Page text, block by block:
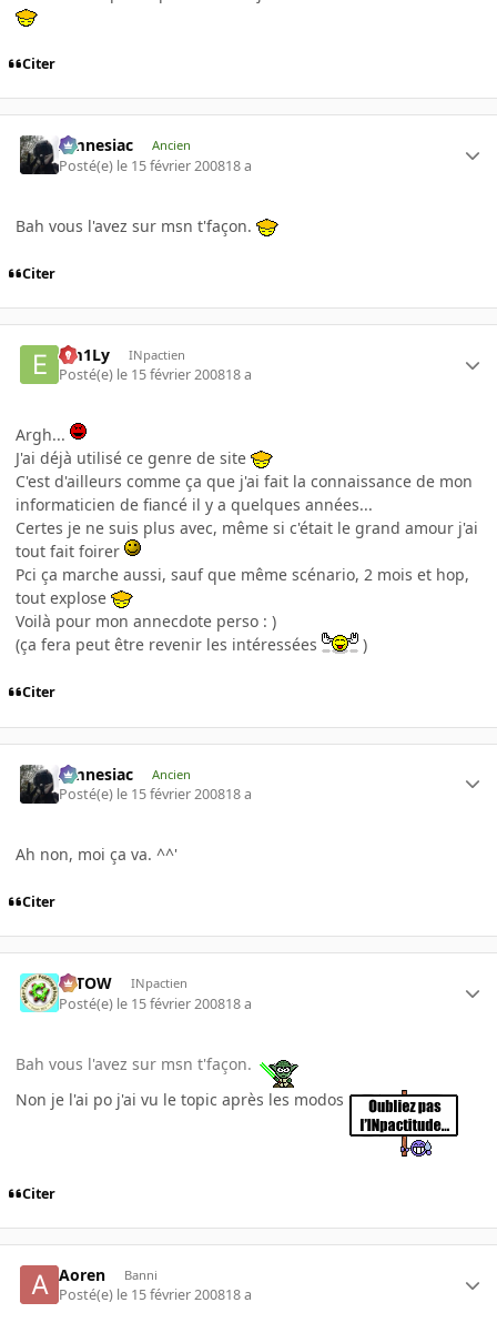
Citer
Amnesiac Ancien
Posté(e) le 15 février 200818 a
Bah vous l'avez sur msn t'façon.
Citer
Em1Ly INpactien
Posté(e) le 15 février 200818 a
Argh...
J'ai déjà utilisé ce genre de site
C'est d'ailleurs comme ça que j'ai fait la connaissance de mon
informaticien de fiancé il y a quelques années...
Certes je ne suis plus avec, même si c'était le grand amour j'ai
tout fait foirer
Pci ça marche aussi, sauf que même scénario, 2 mois et hop,
tout explose
Voilà pour mon annecdote perso : )
(ça fera peut être revenir les intéressées
)
Citer
Amnesiac Ancien
Posté(e) le 15 février 200818 a
Ah non, moi ça va. ^^'
Citer
toTOW INpactien
Posté(e) le 15 février 200818 a
Bah vous l'avez sur msn t'façon.
Non je l'ai po j'ai vu le topic après les modos
Citer
Aoren Banni
Posté(e) le 15 février 200818 a